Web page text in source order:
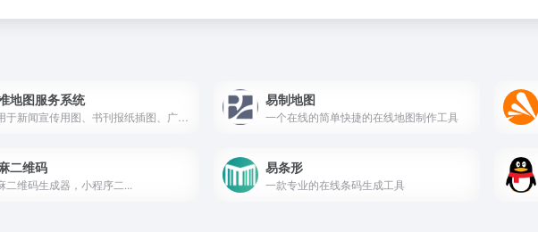
地图服务系统 易制地图
一个在线的简单快捷的在线地图制作工具
二维码
二维码生成器，小程序二...
易条形
一款专业的在线条码生成工具